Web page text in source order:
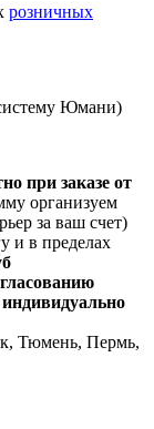
розничных
Юмани)
при заказе от
организуем
за ваш счет)
и в пределах
Тюмень, Пермь,